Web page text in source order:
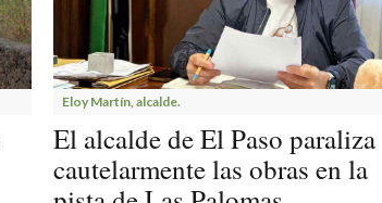
Eloy Martín, alcalde.
El alcalde de El Paso paraliza
cautelarmente las obras en la